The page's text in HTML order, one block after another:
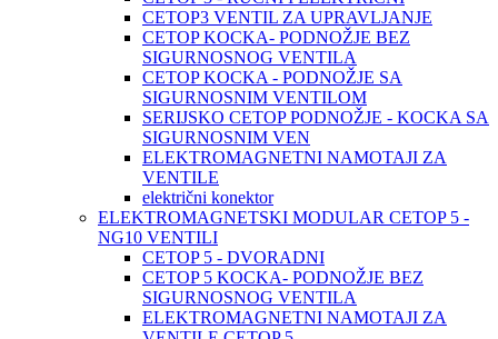
CETOP3 VENTIL ZA UPRAVLJANJE
CETOP KOCKA- PODNOŽJE BEZ
SIGURNOSNOG VENTILA
CETOP KOCKA - PODNOŽJE SA
SIGURNOSNIM VENTILOM
SERIJSKO CETOP PODNOŽJE - KOCKA SA
SIGURNOSNIM VEN
ELEKTROMAGNETNI NAMOTAJI ZA
VENTILE
električni konektor
ELEKTROMAGNETSKI MODULAR CETOP 5 -
NG10 VENTILI
CETOP 5 - DVORADNI
CETOP 5 KOCKA- PODNOŽJE BEZ
SIGURNOSNOG VENTILA
ELEKTROMAGNETNI NAMOTAJI ZA